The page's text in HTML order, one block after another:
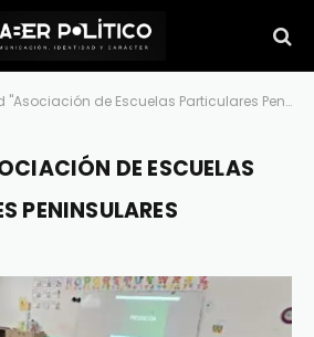
de Escuelas Particulares Peninsulares"
DE ESCUELAS
PENINSULARES